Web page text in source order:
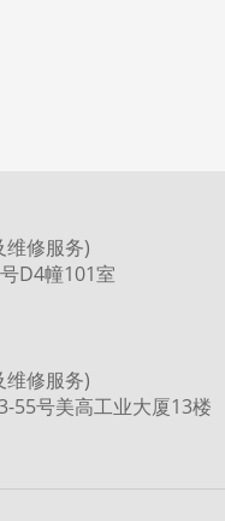
维修服务)
D4幢101室
维修服务)
55号美高工业大厦13楼